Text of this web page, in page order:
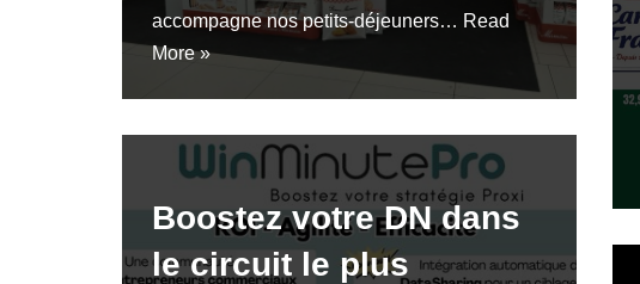
accompagne nos petits-déjeuners… Read
More »
Boostez votre DN dans
le circuit le plus